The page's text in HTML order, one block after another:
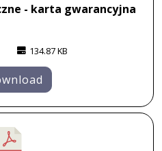
- karta gwarancyjna
134.87 KB